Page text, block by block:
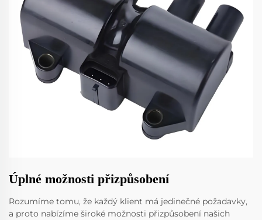
Úplné možnosti přizpůsobení
Rozumíme tomu, že každý klient má jedinečné požadavky,
a proto nabízíme široké možnosti přizpůsobení našich